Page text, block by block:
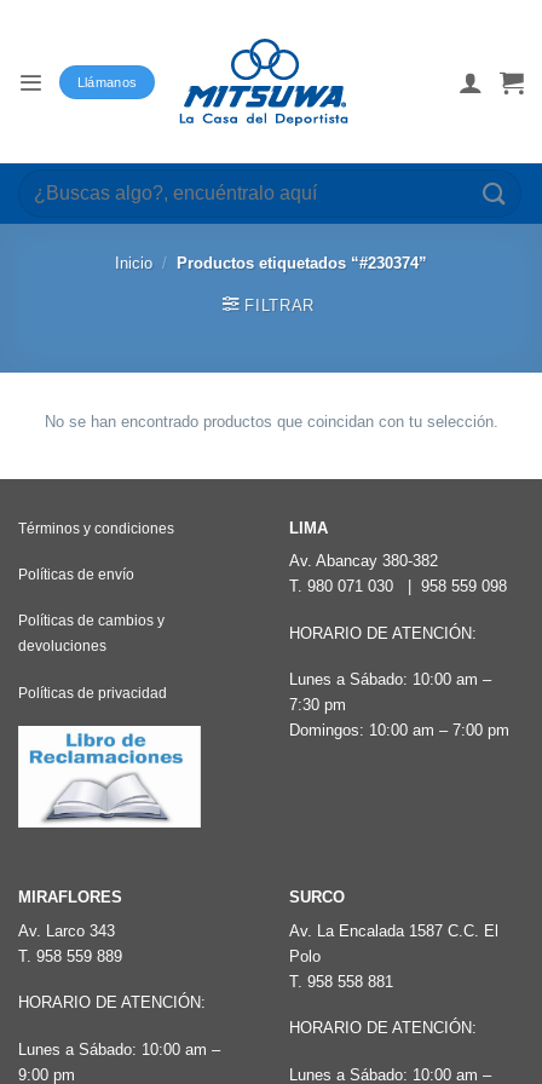
Llámanos
Buscar
por:
Inicio / Productos etiquetados “#230374”
FILTRAR
No se han encontrado productos que coincidan con tu selección.
Términos y condiciones
Políticas de envío
Políticas de cambios y
devoluciones
Políticas de privacidad
LIMA
Av. Abancay 380-382
T. 980 071 030 958 559 098
HORARIO DE ATENCIÓN:
Lunes a Sábado: 10:00 am –
7:30 pm
Domingos: 10:00 am – 7:00 pm
MIRAFLORES
Av. Larco 343
T. 958 559 889
HORARIO DE ATENCIÓN:
Lunes a Sábado: 10:00 am –
9:00 pm
SURCO
Av. La Encalada 1587 C.C. El
Polo
T. 958 558 881
HORARIO DE ATENCIÓN:
Lunes a Sábado: 10:00 am –